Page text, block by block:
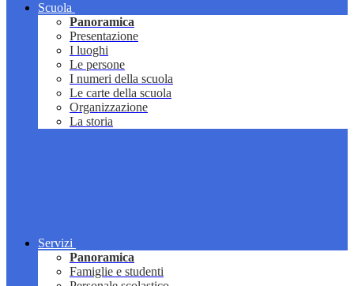
Scuola
Panoramica
Presentazione
I luoghi
Le persone
I numeri della scuola
Le carte della scuola
Organizzazione
La storia
Servizi
Panoramica
Famiglie e studenti